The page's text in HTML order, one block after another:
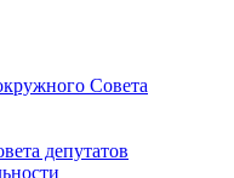
Совета
депутатов